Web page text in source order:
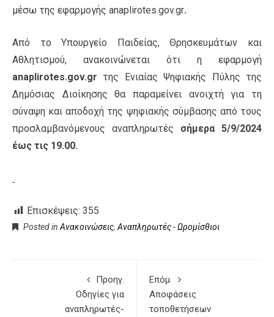
μέσω της εφαρμογής anaplirotes.gov.gr.
Από το Υπουργείο Παιδείας, Θρησκευμάτων και
Αθλητισμού, ανακοινώνεται ότι η εφαρμογή
anaplirotes.gov.gr της Ενιαίας Ψηφιακής Πύλης της
Δημόσιας Διοίκησης θα παραμείνει ανοιχτή για τη
σύναψη και αποδοχή της ψηφιακής σύμβασης από τους
προσλαμβανόμενους αναπληρωτές σήμερα 5/9/2024
έως τις 19.00.
Επισκέψεις: 355
Posted in Ανακοινώσεις, Αναπληρωτές - Ωρομίσθιοι
Προηγ.
Οδηγίες για
αναπληρωτές-
Επόμ.
Αποφάσεις
τοποθετήσεων